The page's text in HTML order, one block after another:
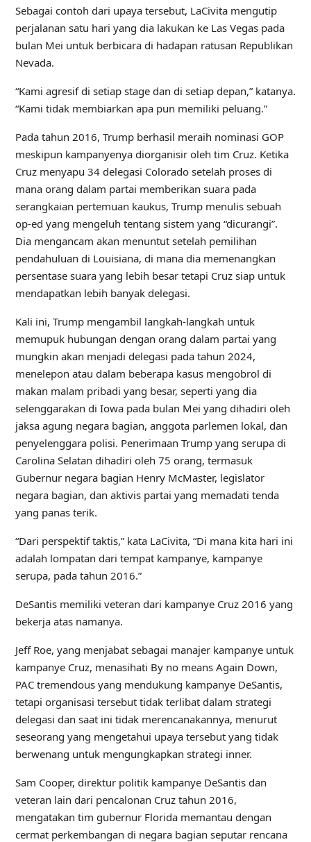
Sebagai contoh dari upaya tersebut, LaCivita mengutip
perjalanan satu hari yang dia lakukan ke Las Vegas pada
bulan Mei untuk berbicara di hadapan ratusan Republikan
Nevada.
“Kami agresif di setiap stage dan di setiap depan,” katanya.
“Kami tidak membiarkan apa pun memiliki peluang.”
Pada tahun 2016, Trump berhasil meraih nominasi GOP
meskipun kampanyenya diorganisir oleh tim Cruz. Ketika
Cruz menyapu 34 delegasi Colorado setelah proses di
mana orang dalam partai memberikan suara pada
serangkaian pertemuan kaukus, Trump menulis sebuah
op-ed yang mengeluh tentang sistem yang “dicurangi”.
Dia mengancam akan menuntut setelah pemilihan
pendahuluan di Louisiana, di mana dia memenangkan
persentase suara yang lebih besar tetapi Cruz siap untuk
mendapatkan lebih banyak delegasi.
Kali ini, Trump mengambil langkah-langkah untuk
memupuk hubungan dengan orang dalam partai yang
mungkin akan menjadi delegasi pada tahun 2024,
menelepon atau dalam beberapa kasus mengobrol di
makan malam pribadi yang besar, seperti yang dia
selenggarakan di Iowa pada bulan Mei yang dihadiri oleh
jaksa agung negara bagian, anggota parlemen lokal, dan
penyelenggara polisi. Penerimaan Trump yang serupa di
Carolina Selatan dihadiri oleh 75 orang, termasuk
Gubernur negara bagian Henry McMaster, legislator
negara bagian, dan aktivis partai yang memadati tenda
yang panas terik.
“Dari perspektif taktis,” kata LaCivita, “Di mana kita hari ini
adalah lompatan dari tempat kampanye, kampanye
serupa, pada tahun 2016.”
DeSantis memiliki veteran dari kampanye Cruz 2016 yang
bekerja atas namanya.
Jeff Roe, yang menjabat sebagai manajer kampanye untuk
kampanye Cruz, menasihati By no means Again Down,
PAC tremendous yang mendukung kampanye DeSantis,
tetapi organisasi tersebut tidak terlibat dalam strategi
delegasi dan saat ini tidak merencanakannya, menurut
seseorang yang mengetahui upaya tersebut yang tidak
berwenang untuk mengungkapkan strategi inner.
Sam Cooper, direktur politik kampanye DeSantis dan
veteran lain dari pencalonan Cruz tahun 2016,
mengatakan tim gubernur Florida memantau dengan
cermat perkembangan di negara bagian seputar rencana